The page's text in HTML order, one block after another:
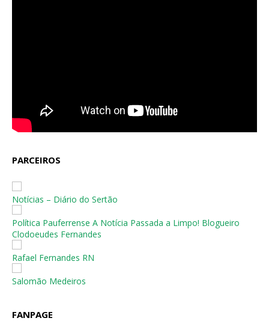
PARCEIROS
Notícias – Diário do Sertão
Política Pauferrense A Notícia Passada a Limpo! Blogueiro
Clodoeudes Fernandes
Rafael Fernandes RN
Salomão Medeiros
FANPAGE